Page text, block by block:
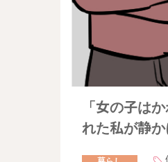
「女の子は
れた私が静